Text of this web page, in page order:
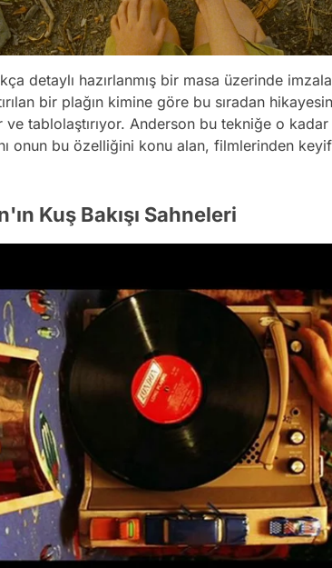
detaylı hazırlanmış bir masa üzerinde
bir plağın kimine göre bu sıradan
tablolaştırıyor. Anderson bu tekniğe o
onun bu özelliğini konu alan, filmlerinden
Kuş Bakışı Sahneleri